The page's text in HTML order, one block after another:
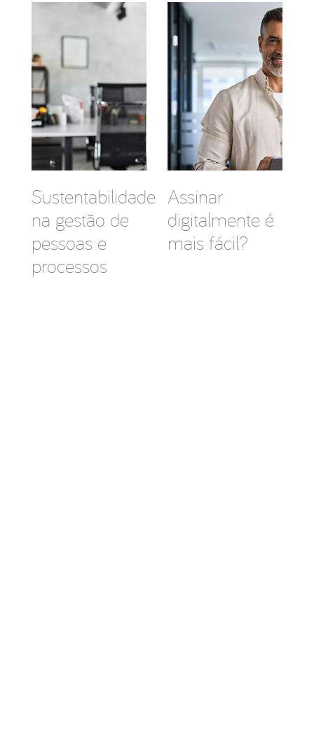
Sustentabilidade
na gestão de
pessoas e
processos
Assinar
digitalmente é
mais fácil?